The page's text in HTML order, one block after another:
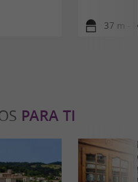
37 m -
PARA TI